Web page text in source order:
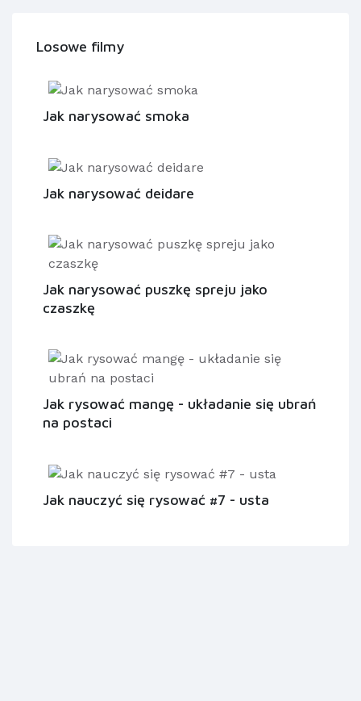
Losowe filmy
Jak narysować smoka
Jak narysować deidare
Jak narysować puszkę spreju jako
czaszkę
Jak rysować mangę - układanie się ubrań
na postaci
Jak nauczyć się rysować #7 - usta